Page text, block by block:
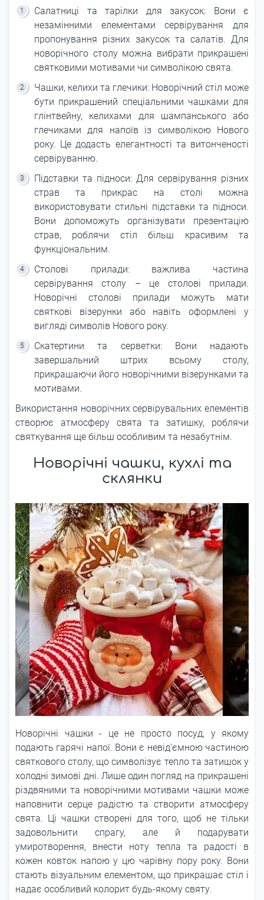
Салатниці та тарілки для закусок: Вони є
незамінними елементами сервірування для
пропонування різних закусок та салатів. Для
новорічного столу можна вибрати прикрашені
святковими мотивами чи символікою свята.
Чашки, келихи та глечики: Новорічний стіл може
бути прикрашений спеціальними чашками для
глінтвейну, келихами для шампанського або
глечиками для напоїв із символікою Нового
року. Це додасть елегантності та витонченості
сервіруванню.
Підставки та підноси: Для сервірування різних
страв та прикрас на столі можна
використовувати стильні підставки та підноси.
Вони допоможуть організувати презентацію
страв, роблячи стіл більш красивим та
функціональним.
Столові прилади: важлива частина
сервірування столу – це столові прилади.
Новорічні столові прилади можуть мати
святкові візерунки або навіть оформлені у
вигляді символів Нового року.
Скатертини та серветки: Вони надають
завершальний штрих всьому столу,
прикрашаючи його новорічними візерунками та
мотивами.
Використання новорічних сервірувальних елементів
створює атмосферу свята та затишку, роблячи
святкування ще більш особливим та незабутнім.
Новорічні чашки, кухлі та
склянки
Новорічні чашки - це не просто посуд, у якому
подають гарячі напої. Вони є невід'ємною частиною
святкового столу, що символізує тепло та затишок у
холодні зимові дні. Лише один погляд на прикрашені
різдвяними та новорічними мотивами чашки може
наповнити серце радістю та створити атмосферу
свята. Ці чашки створені для того, щоб не тільки
задовольнити спрагу, але й подарувати
умиротворення, внести ноту тепла та радості в
кожен ковток напою у цю чарівну пору року. Вони
стають візуальним елементом, що прикрашає стіл і
надає особливий колорит будь-якому святу.